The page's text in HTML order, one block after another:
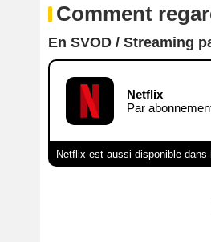
Comment
En SVOD / Streaming
Netflix
Par
Netflix est aussi disponible dans